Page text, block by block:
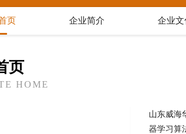
页 企业简介 企业文
页
HOME
山东威海
器学习算